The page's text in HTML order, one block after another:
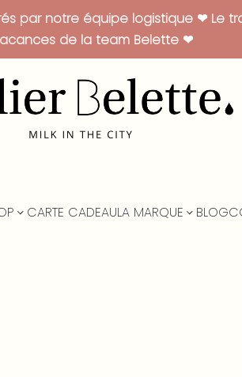
par notre équipe logistique ❤ Le
de la team Belette ❤
CARTE CADEAULA MARQUE BLOG